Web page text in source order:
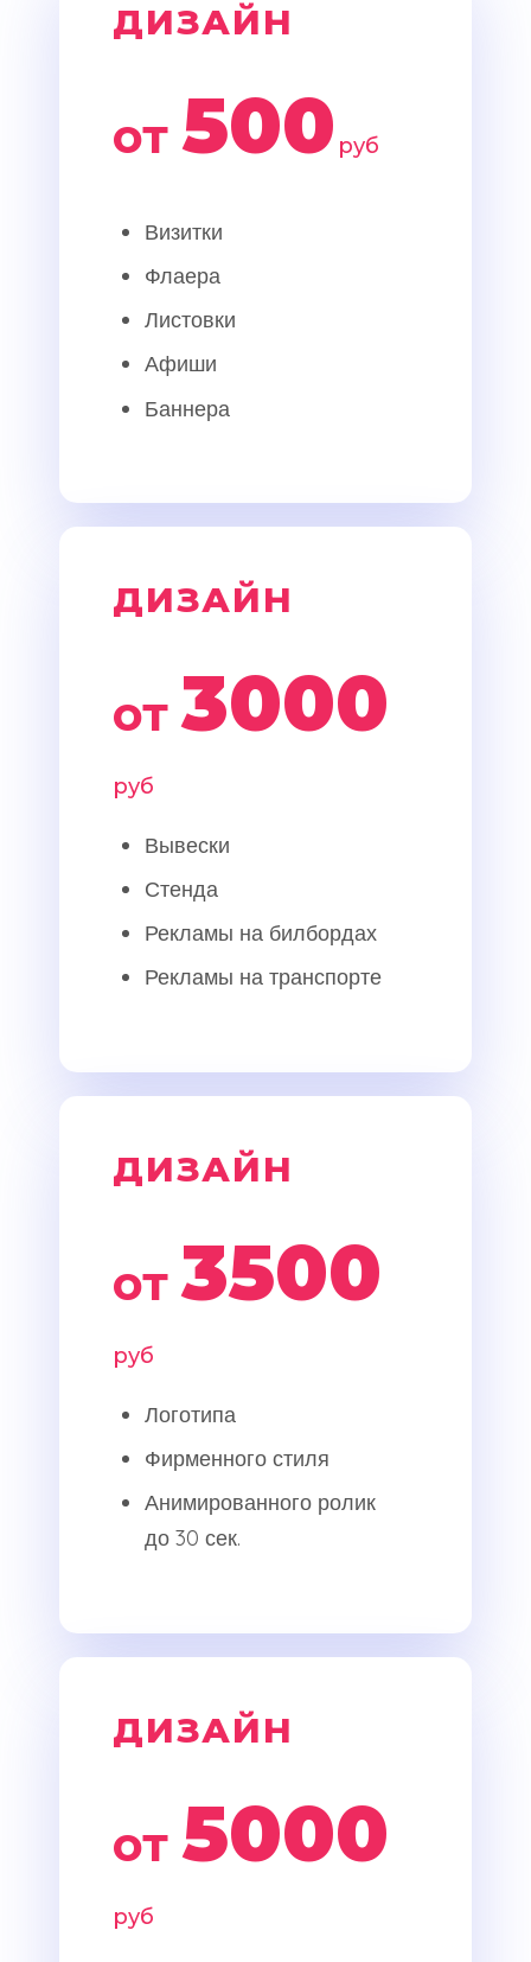
ДИЗАЙН
от 500руб
Визитки
Флаера
Листовки
Афиши
Баннера
ДИЗАЙН
от3000
руб
Вывески
Стенда
Рекламы на билбордах
Рекламы на транспорте
ДИЗАЙН
от3500
руб
Логотипа
Фирменного стиля
Анимированного ролик
до 30 сек.
ДИЗАЙН
от 5000
руб